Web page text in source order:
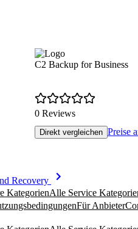
C2 Backup for Business
0 Reviews
Direkt vergleichen Preise
Recovery
KategorienAlle Service
Für Anbieter